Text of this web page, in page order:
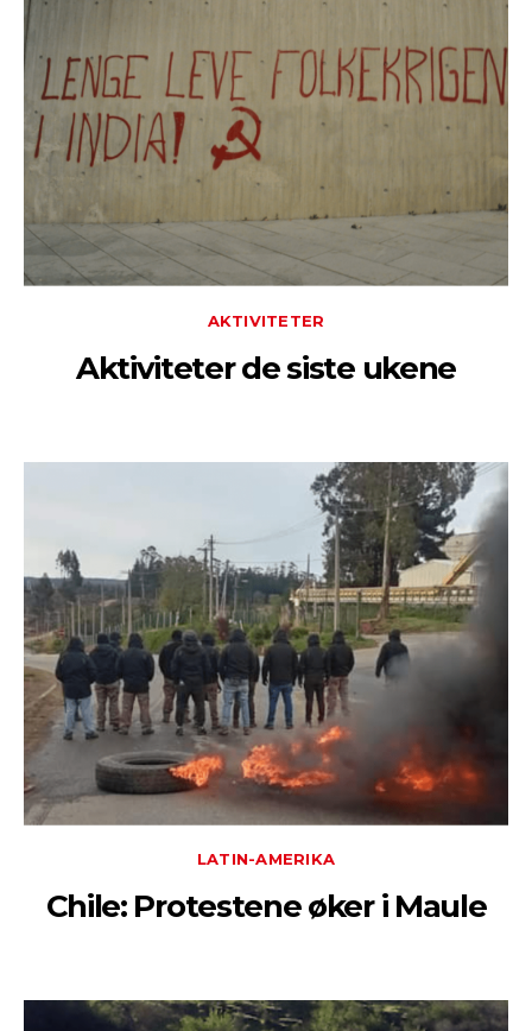
AKTIVITETER
Aktiviteter de siste ukene
LATIN-AMERIKA
Chile: Protestene øker i Maule